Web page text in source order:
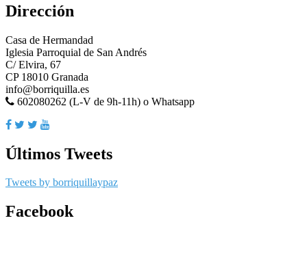
Dirección
Casa de Hermandad
Iglesia Parroquial de San Andrés
C/ Elvira, 67
CP 18010 Granada
info@borriquilla.es
602080262 (L-V de 9h-11h) o Whatsapp
Últimos Tweets
Tweets by borriquillaypaz
Facebook